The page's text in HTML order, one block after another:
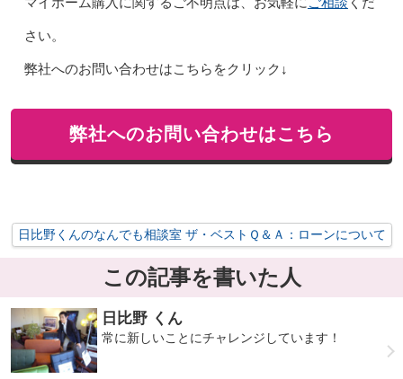
さい。
弊社へのお問い合わせはこちらをクリック↓
弊社へのお問い合わせはこちら
日比野くんのなんでも相談室 ザ・ベストＱ＆Ａ：ローンについて
この記事を書いた人
日比野 くん
常に新しいことにチャレンジしています！